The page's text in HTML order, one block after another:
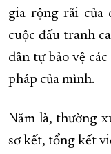
gia rộng rãi của
cuộc đấu tranh
dân tự bảo vệ
pháp của mình.
Năm là, thường
sơ kết, tổng kết